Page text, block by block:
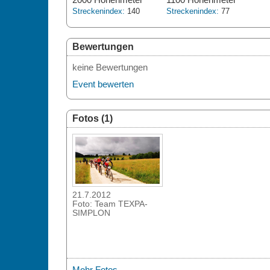
Streckenindex: 140 Streckenindex: 77
Bewertungen
keine Bewertungen
Event bewerten
Fotos (1)
21.7.2012
Foto: Team TEXPA-
SIMPLON